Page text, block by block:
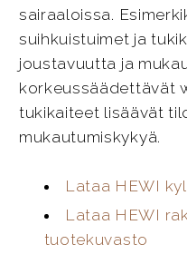
sairaaloissa.
suihkuistuimet ja
joustavuutta ja
korkeussäädettävät
tukikaiteet lisäävät
mukautumiskykyä.
Lataa HEWI
Lataa HEWI
tuotekuvasto